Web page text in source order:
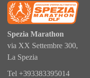
Spezia Marathon
via XX Settembre 300,
La Spezia
Tel +393383395014